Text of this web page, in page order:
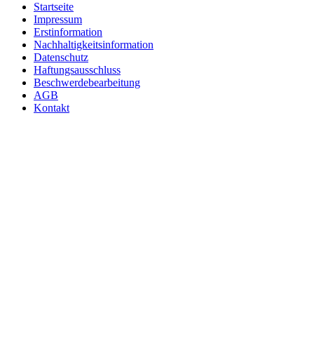
Startseite
Impressum
Erstinformation
Nachhaltigkeitsinformation
Datenschutz
Haftungsausschluss
Beschwerdebearbeitung
AGB
Kontakt